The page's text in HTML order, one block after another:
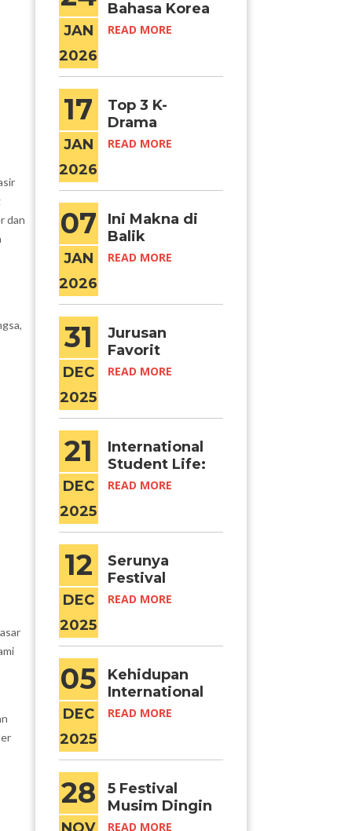
dan
JAN
2026
Bahasa Korea
di Indonesia
Lebih Efektif?
READ MORE
17
JAN
2026
Top 3 K-
Drama
dengan
Yonsei
University
READ MORE
07
JAN
2026
Ini Makna di
Balik
Hidangan
READ MORE
31
DEC
2025
Jurusan
Favorit
Mahasiswa
READ MORE
21
DEC
2025
International
Student Life:
Serunya
Getaways di
READ MORE
12
DEC
2025
Serunya
Festival
Kampus di
READ MORE
05
DEC
2025
Kehidupan
International
Student:
Korea
READ MORE
28
5 Festival
Musim Dingin
di Korea yang
READ MORE